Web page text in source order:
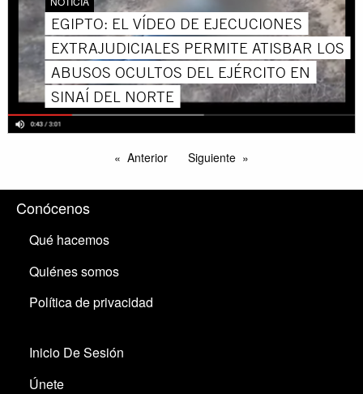
EGIPTO: EL VÍDEO DE EJECUCIONES
EXTRAJUDICIALES PERMITE ATISBAR LOS
ABUSOS OCULTOS DEL EJÉRCITO EN
SINAÍ DEL NORTE
Anterior Siguiente
Conócenos
Qué hacemos
Quiénes somos
Política de privacidad
Inicio De Sesión
Únete